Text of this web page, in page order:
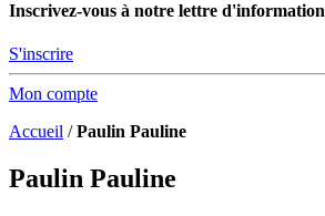
Inscrivez-vous à notre lettre d'information
S'inscrire
Mon compte
Accueil /Paulin Pauline
Paulin Pauline